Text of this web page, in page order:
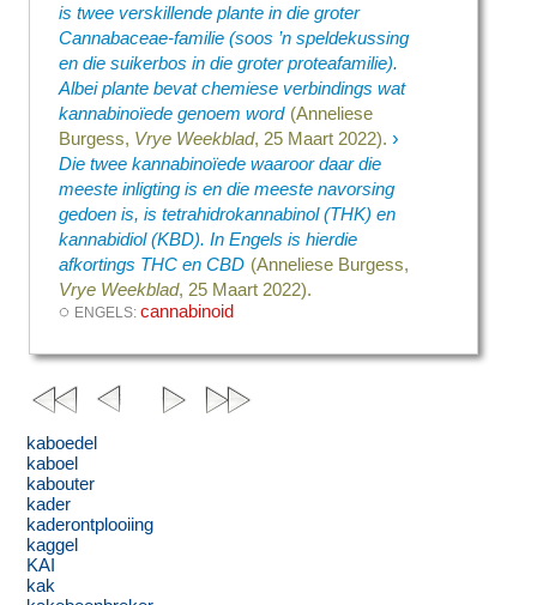
is twee verskillende plante in die groter
Cannabaceae-familie (soos ’n speldekussing
en die suikerbos in die groter proteafamilie).
Albei plante bevat chemiese verbindings wat
kannabinoïede genoem word (Anneliese
Burgess, Vrye Weekblad, 25 Maart 2022). ›
Die twee kannabinoïede waaroor daar die
meeste inligting is en die meeste navorsing
gedoen is, is tetrahidrokannabinol (THK) en
kannabidiol (KBD). In Engels is hierdie
afkortings THC en CBD (Anneliese Burgess,
Vrye Weekblad, 25 Maart 2022).
◌ ENGELS:cannabinoid
kaboedel
kaboel
kabouter
kader
kaderontplooiing
kaggel
KAI
kak